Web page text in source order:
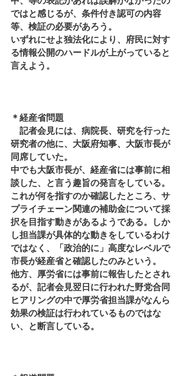
ではと感じるが、条件付き認可の内容
等、検証の必要があろう。
いずれにせよ独法化により、府民に対す
る情報公開のハードルが上がっていると
言えよう。
＊経産省問題
記者会見には、病院長、研究を行った
研究者の他に、大阪府知事、大阪市長が
同席していた。
中でも大阪市長が、経産省には事前に相
談した、と言う趣旨の発言をしている。
これが何を指すのか確認したところ、サ
プライチェーン関連の補助金について採
択を目指す動きがあるようである。しか
し担当課が具体的な動きをしているわけ
ではなく、「政治的に」高度なレベルで
市長が経産省と確認したのみという。
他方、厚労省には事前に報告したとされ
るが、記者会見翌日に行われた野党合同
ヒアリングの中で厚労省担当課がなんら
効果の検証は行われているものではな
い、と断言している。